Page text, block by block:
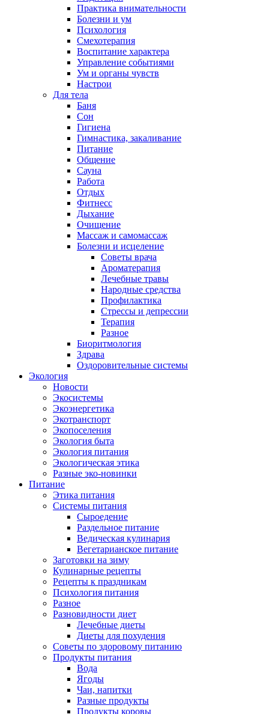
Практика внимательности
Болезни и ум
Психология
Смехотерапия
Воспитание характера
Управление событиями
Ум и органы чувств
Настрои
Для тела
Баня
Сон
Гигиена
Гимнастика, закаливание
Питание
Общение
Сауна
Работа
Отдых
Фитнесс
Дыхание
Очищение
Массаж и самомассаж
Болезни и исцеление
Советы врача
Ароматерапия
Лечебные травы
Народные средства
Профилактика
Стрессы и депрессии
Терапия
Разное
Биоритмология
Здрава
Оздоровительные системы
Экология
Новости
Экосистемы
Экоэнергетика
Экотранспорт
Экопоселения
Экология быта
Экология питания
Экологическая этика
Разные эко-новинки
Питание
Этика питания
Системы питания
Сыроедение
Раздельное питание
Ведическая кулинария
Вегетарианское питание
Заготовки на зиму
Кулинарные рецепты
Рецепты к праздникам
Психология питания
Разное
Разновидности диет
Лечебные диеты
Диеты для похудения
Советы по здоровому питанию
Продукты питания
Вода
Ягоды
Чаи, напитки
Разные продукты
Продукты коровы